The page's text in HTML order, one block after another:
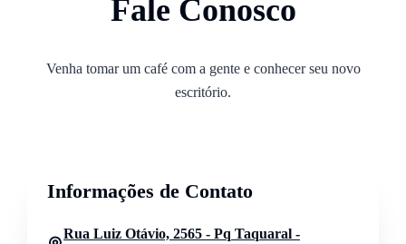
Fale Conosco
Venha tomar um café com a gente e conhecer seu novo
escritório.
Informações de Contato
Rua Luiz Otávio, 2565 - Pq Taquaral -